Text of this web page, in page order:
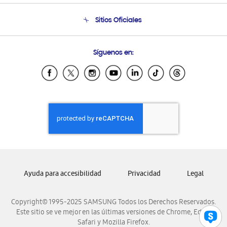
Condiciones de Compra
Soporte vía eMail
Sitios Oficiales
Samsung Ecuador
Samsung El Salvador
Samsung Honduras
Samsung Nicaragua
Samsung Panamá
Samsung Venezuela
Síguenos en:
Copyright© 1995-2025 SAMSUNG Todos los Derechos Reservados.
Este sitio se ve mejor en las últimas versiones de Chrome, Edge,
Safari y Mozilla Firefox.
Ayuda para accesibilidad Privacidad Legal